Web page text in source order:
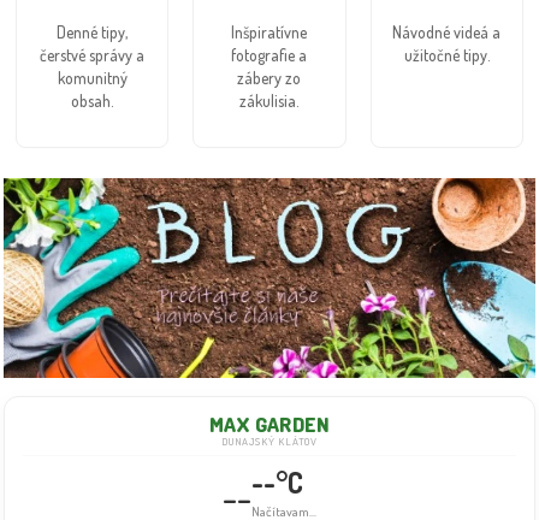
MAX GARDEN
DUNAJSKÝ KLÁTOV
----°C
Načítavam...
Denné tipy,
čerstvé správy a
komunitný
obsah.
Inšpiratívne
fotografie a
zábery zo
zákulisia.
Návodné videá a
užitočné tipy.